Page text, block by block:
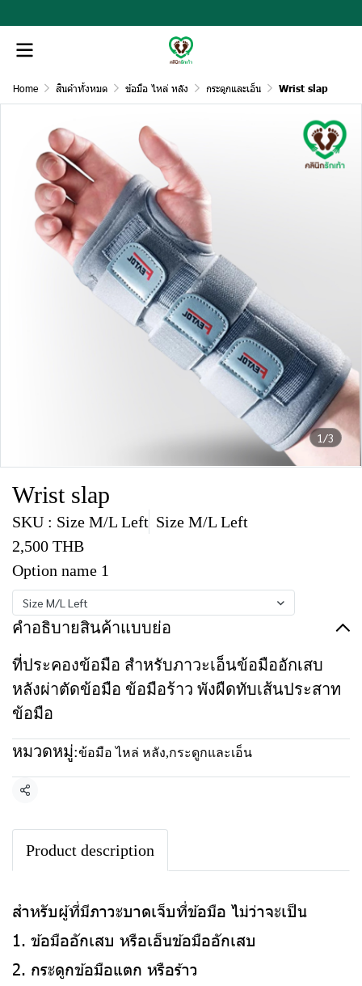
Home สินค้าทั้งหมด ข้อมือ ไหล่ หลัง กระดูกและเอ็น Wrist slap
1/3
Wrist slap
SKU : Size M/L Left Size M/L Left
2,500 THB
Option name 1
Size M/L Left
คำอธิบายสินค้าแบบย่อ
ที่ประคองข้อมือ สำหรับภาวะเอ็นข้อมืออักเสบ
หลังผ่าตัดข้อมือ ข้อมือร้าว พังผืดทับเส้นประสาท
ข้อมือ
หมวดหมู่:ข้อมือ ไหล่ หลัง,กระดูกและเอ็น
แชร์
Product description
สำหรับผู้ที่มีภาวะบาดเจ็บที่ข้อมือ ไม่ว่าจะเป็น
1. ข้อมืออักเสบ หรือเอ็นข้อมืออักเสบ
2. กระดูกข้อมือแตก หรือร้าว